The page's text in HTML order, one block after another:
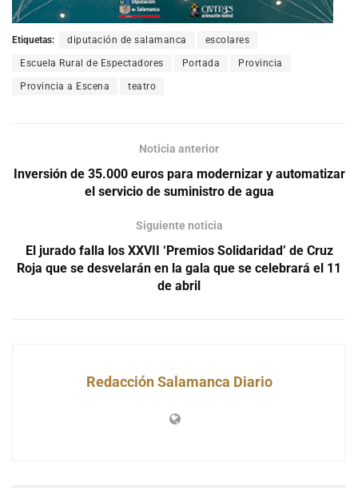
Etiquetas: diputación de salamanca escolares
Escuela Rural de Espectadores Portada Provincia
Provincia a Escena teatro
Noticia anterior
Inversión de 35.000 euros para modernizar y automatizar
el servicio de suministro de agua
Siguiente noticia
El jurado falla los XXVII ‘Premios Solidaridad’ de Cruz
Roja que se desvelarán en la gala que se celebrará el 11
de abril
Redacción Salamanca Diario